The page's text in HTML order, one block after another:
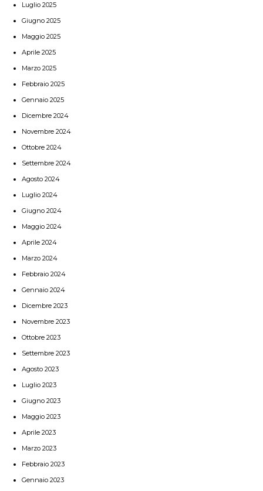
Luglio 2025
Giugno 2025
Maggio 2025
Aprile 2025
Marzo 2025
Febbraio 2025
Gennaio 2025
Dicembre 2024
Novembre 2024
Ottobre 2024
Settembre 2024
Agosto 2024
Luglio 2024
Giugno 2024
Maggio 2024
Aprile 2024
Marzo 2024
Febbraio 2024
Gennaio 2024
Dicembre 2023
Novembre 2023
Ottobre 2023
Settembre 2023
Agosto 2023
Luglio 2023
Giugno 2023
Maggio 2023
Aprile 2023
Marzo 2023
Febbraio 2023
Gennaio 2023